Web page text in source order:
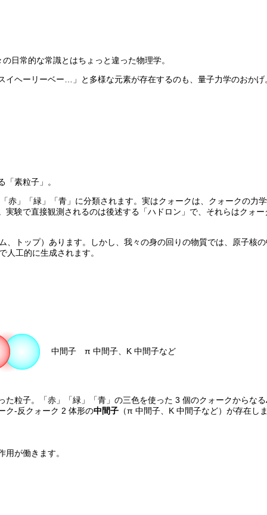
日常的な常識とはちょっと違った物理学。
ヘーリーベー…」と多様な元素が存在するのも、量子力学のおかげ
素粒子」。
」「緑」「青」に分類されます。実はクォークは、クォークの力
験で直接観測されるのは後述する「ハドロン」で、それらはクォ
トップ）あります。しかし、我々の身の回りの物質では、原子核
人工的に生成されます。
中間子 π 中間子、K 中間子など
た粒子。「赤」「緑」「青」の三色を使った 3 個のクォークからなる
ク-反クォーク 2 体形の中間子 （π 中間子、K 中間子など）が存在しま
用が働きます。